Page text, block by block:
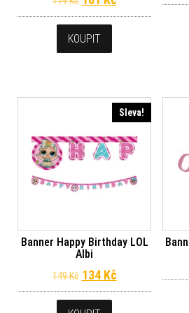
KOUPIT
Sleva!
Banner Happy Birthday LOL
Albi
149Kč Původní cena byla:
134 KčAktuální cena